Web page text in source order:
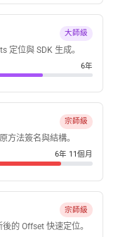
大師級
定位與 SDK 生成。
6年
宗師級
方法簽名與結構。
6年 11個月
宗師級
的 Offset 快速定位。